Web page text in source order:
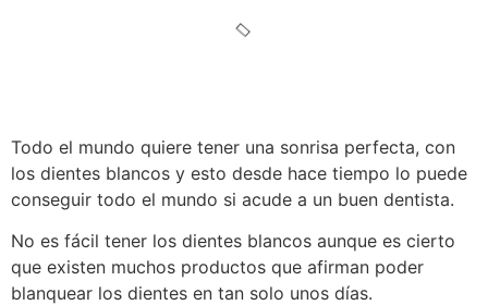
Todo el mundo quiere tener una sonrisa perfecta, con
los dientes blancos y esto desde hace tiempo lo puede
conseguir todo el mundo si acude a un buen dentista.
No es fácil tener los dientes blancos aunque es cierto
que existen muchos productos que afirman poder
blanquear los dientes en tan solo unos días.